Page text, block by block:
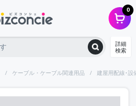
0
詳細
検索
ケーブル・ケーブル関連用品 建屋用配線･設